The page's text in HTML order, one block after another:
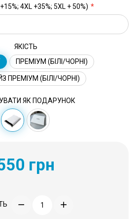
4XL +35%; 5XL + 50%)
ЯКІСТЬ
ПРЕМІУМ (БІЛІ/ЧОРНІ)
ПРЕМІУМ (БІЛІ/ЧОРНІ)
ЯК ПОДАРУНОК
грн